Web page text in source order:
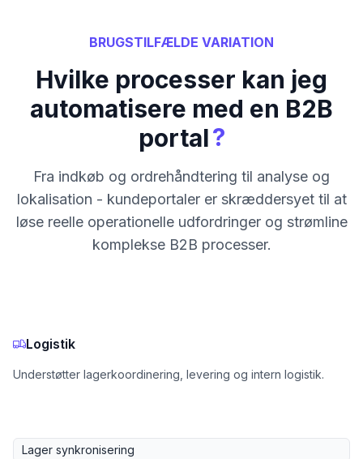
BRUGSTILFÆLDE VARIATION
Hvilke processer kan jeg
automatisere med en B2B
portal?
Fra indkøb og ordrehåndtering til analyse og
lokalisation - kundeportaler er skræddersyet til at
løse reelle operationelle udfordringer og strømline
komplekse B2B processer.
Logistik
Understøtter lagerkoordinering, levering og intern logistik.
Lager synkronisering